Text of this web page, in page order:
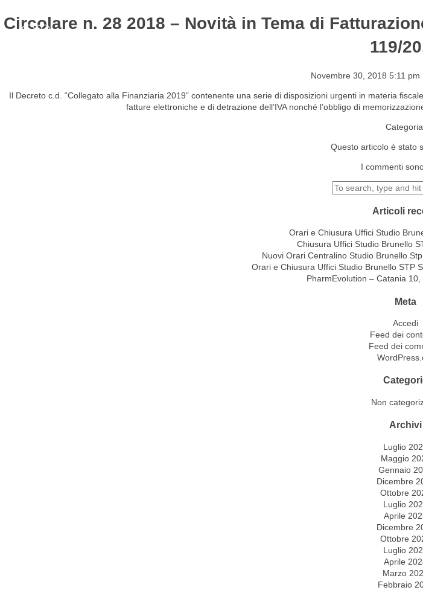
Circolare n. 28 2018 – Novità in Tema di
119/
Novembre 30, 2018 5:11 pm
Il Decreto c.d. “Collegato alla Finanziaria 2019” contenente una serie di disposizioni urgenti in materia
fatture elettroniche e di detrazione dell’IVA nonché l’obbligo di
Questo articolo è stato
I commenti
Articoli
Orari e Chiusura Uffici Studio
Chiusura Uffici Studio Brunello
Nuovi Orari Centralino Studio Brunello
Orari e Chiusura Uffici Studio Brunello STP
PharmEvolution – Catania
Meta
Accedi
Feed dei
Feed dei
Non
Archivi
Luglio
Maggio
Gennaio
Dicembre
Ottobre
Luglio
Aprile
Dicembre
Ottobre
Luglio
Aprile
Marzo
Febbraio